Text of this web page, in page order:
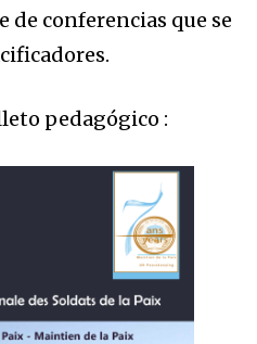
de conferencias que se
pedagógico :